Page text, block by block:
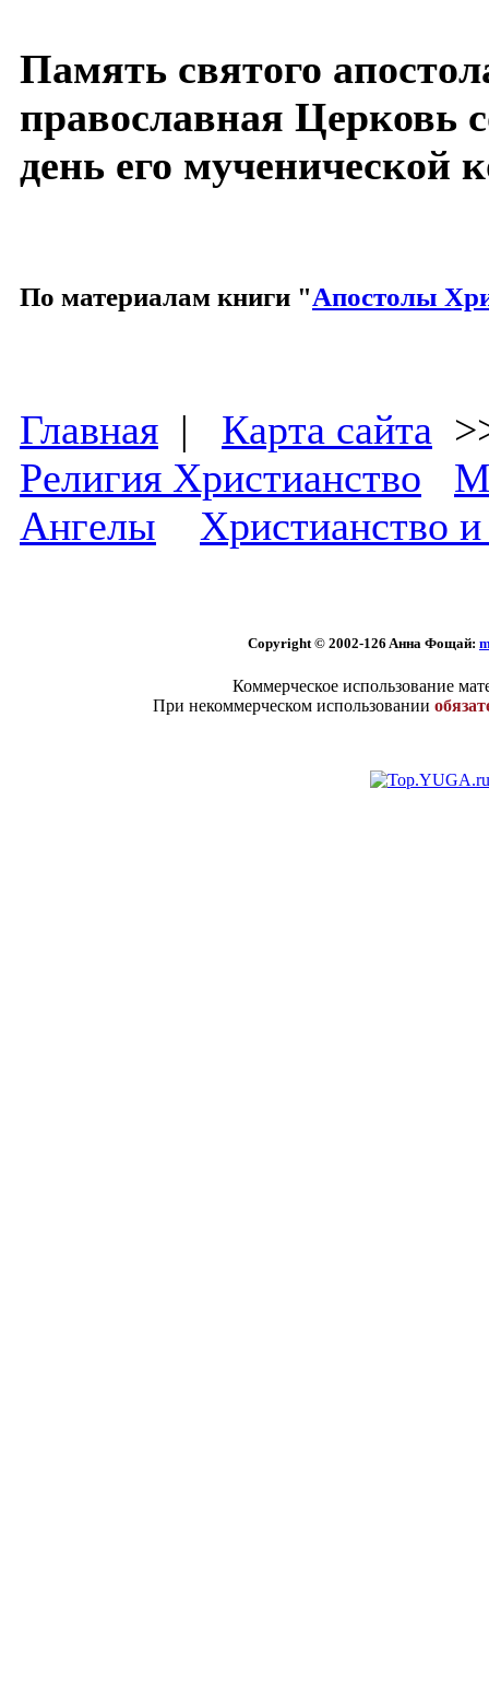
Память святого
православная Церковь
день его мученической
По материалам книги "Апостолы
Главная | Карта сайта
Религия Христианство
Ангелы
Христианство и
Copyright © 2002-126 Aннa Фoщaй:
Коммерческое использование
При некоммерческом использовании